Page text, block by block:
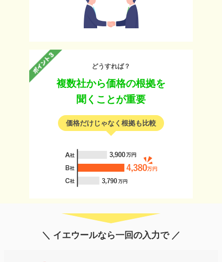
どうすれば？
複数社から価格の根拠を
聞くことが重要
価格だけじゃなく根拠も比較
＼ イエウールなら一回の入力で ／